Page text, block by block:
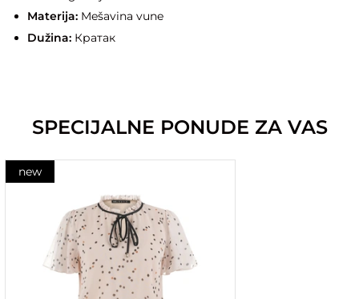
Materija:Mešavina vune
Dužina:Кратак
SPECIJALNE PONUDE ZA VAS
new